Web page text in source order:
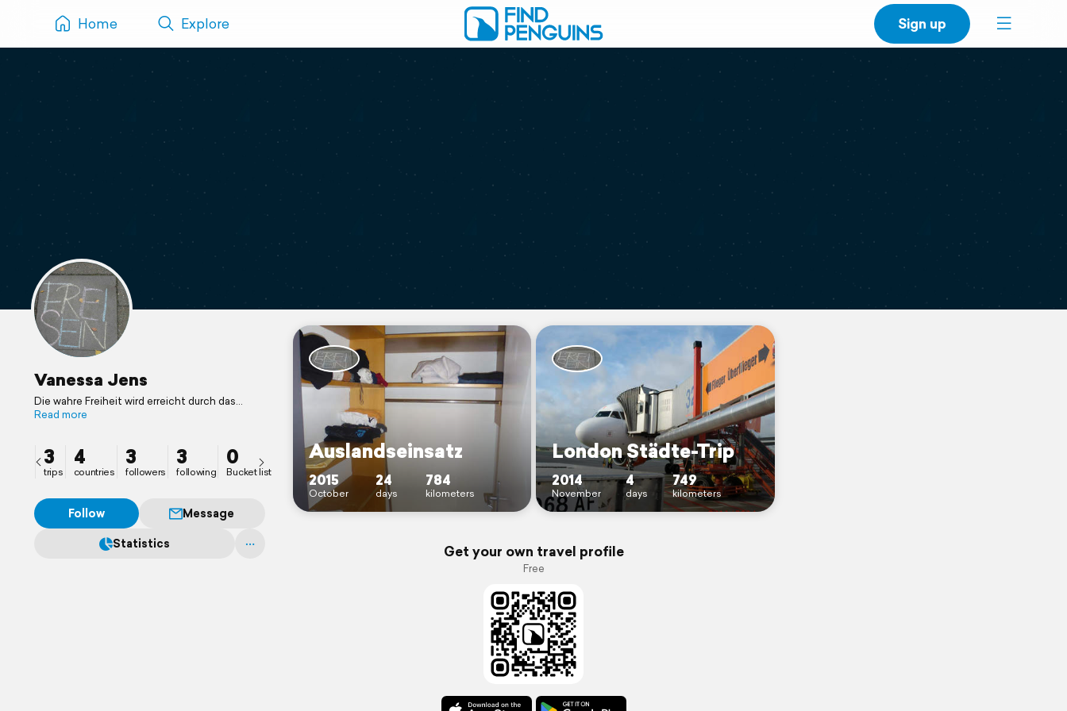
Home Explore Sign up
Vanessa Jens
Die wahre Freiheit wird erreicht durch das
Reisen alleine und das kennen lernen von sich
Read more
3
trips
4
countries
3
followers
3
following
0
Bucket list
Follow
Message
Statistics
Auslandseinsatz
2015
October
24
days
784
kilometers
London Städte-Trip
2014
November
4
days
749
kilometers
Get your own travel profile
Free